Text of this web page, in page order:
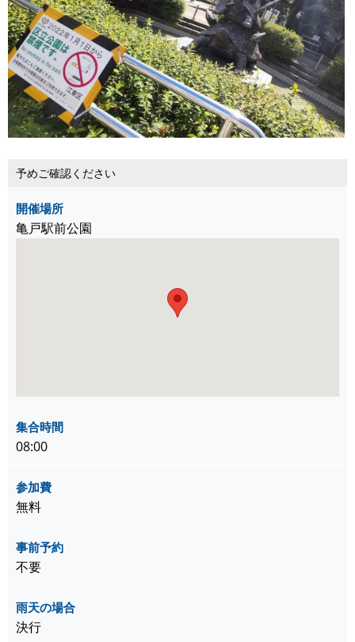
予めご確認ください
開催場所
亀戸駅前公園
集合時間
08:00
参加費
無料
事前予約
不要
雨天の場合
決行